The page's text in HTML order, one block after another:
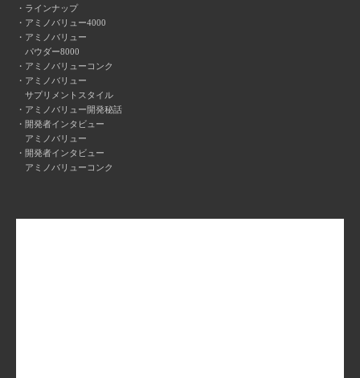
ラインナップ
アミノバリュー4000
アミノバリュー
パウダー8000
アミノバリューコンク
アミノバリュー
サプリメントスタイル
アミノバリュー開発秘話
開発者インタビュー
アミノバリュー
開発者インタビュー
アミノバリューコンク